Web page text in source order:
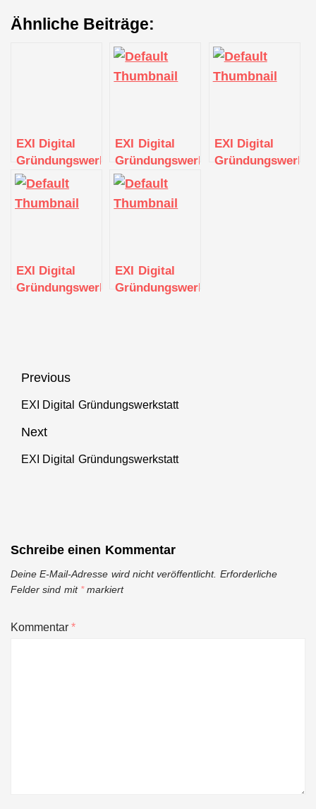
Ähnliche Beiträge:
EXI Digital
Gründungswerkstatt
EXI Digital
Gründungswerkstatt
EXI Digital
EXI Digital
Gründungswerkstatt
EXI Digital
Gründungswerkstatt
Beitragsnavigation
Previous
Previous
EXI Digital Gründungswerkstatt
Next
Next
EXI Digital Gründungswerkstatt
Schreibe einen Kommentar
Deine E-Mail-Adresse wird nicht veröffentlicht. Erforderliche
Felder sind mit *markiert
Kommentar*